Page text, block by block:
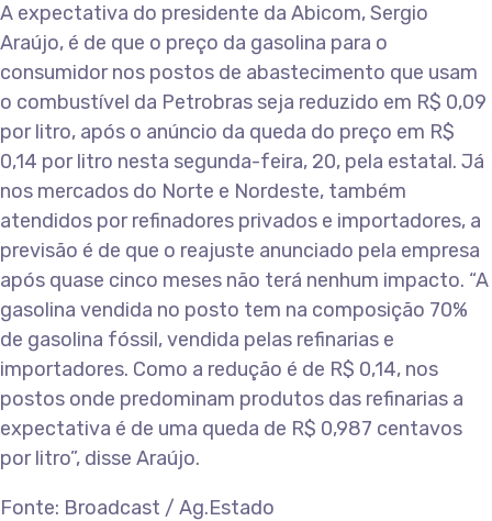
A expectativa do presidente da Abicom, Sergio
Araújo, é de que o preço da gasolina para o
consumidor nos postos de abastecimento que usam
o combustível da Petrobras seja reduzido em R$ 0,09
por litro, após o anúncio da queda do preço em R$
0,14 por litro nesta segunda-feira, 20, pela estatal. Já
nos mercados do Norte e Nordeste, também
atendidos por refinadores privados e importadores, a
previsão é de que o reajuste anunciado pela empresa
após quase cinco meses não terá nenhum impacto. “A
gasolina vendida no posto tem na composição 70%
de gasolina fóssil, vendida pelas refinarias e
importadores. Como a redução é de R$ 0,14, nos
postos onde predominam produtos das refinarias a
expectativa é de uma queda de R$ 0,987 centavos
por litro”, disse Araújo.
Fonte: Broadcast / Ag.Estado